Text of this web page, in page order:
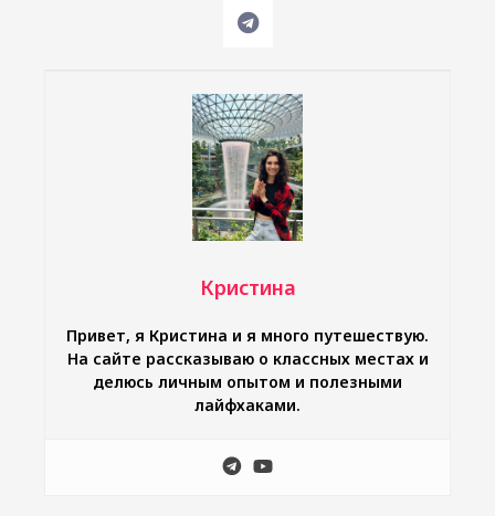
Кристина
Привет, я Кристина и я много путешествую.
На сайте рассказываю о классных местах и
делюсь личным опытом и полезными
лайфхаками.